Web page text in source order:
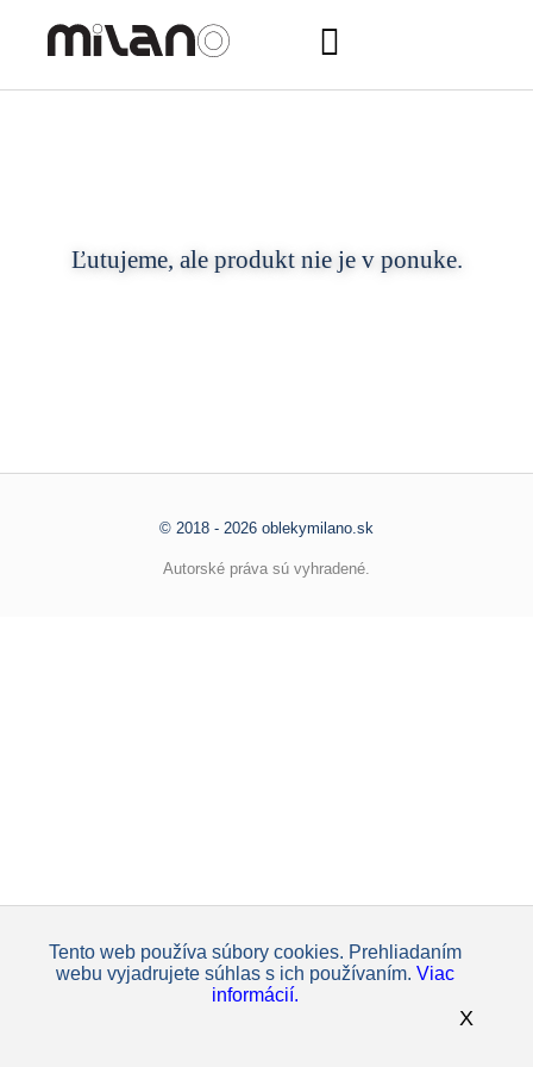
Ľutujeme, ale produkt nie je v ponuke.
© 2018 - 2026 oblekymilano.sk
Autorské práva sú vyhradené.
Tento web používa súbory cookies. Prehliadaním
webu vyjadrujete súhlas s ich používaním. Viac
informácií.
X